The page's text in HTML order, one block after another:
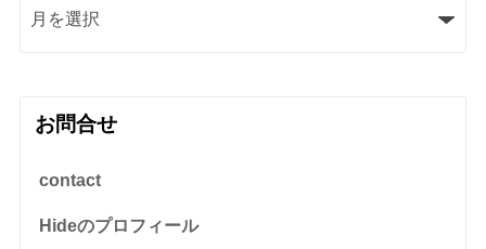
お問合せ
contact
Hideのプロフィール